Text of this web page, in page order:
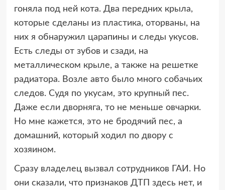
гоняла под ней кота. Два передних крыла,
которые сделаны из пластика, оторваны, на
них я обнаружил царапины и следы укусов.
Есть следы от зубов и сзади, на
металлическом крыле, а также на решетке
радиатора. Возле авто было много собачьих
следов. Судя по укусам, это крупный пес.
Даже если дворняга, то не меньше овчарки.
Но мне кажется, это не бродячий пес, а
домашний, который ходил по двору с
хозяином.
Сразу владелец вызвал сотрудников ГАИ. Но
они сказали, что признаков ДТП здесь нет, и